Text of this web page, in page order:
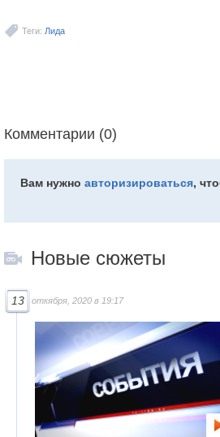
Теги: Лида
Комментарии (0)
Вам нужно авторизироваться,
Новые сюжеты
13 откября, 2020 в 19:17